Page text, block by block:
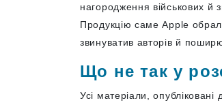
нагородження військових й
Продукцію саме Apple
звинуватив авторів й
Що не так у
Усі матеріали,